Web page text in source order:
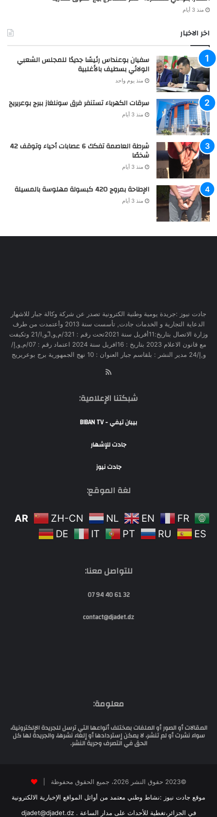
منذ 3 أيام
اخر الاخبار
سفيان بوعنداس رئيسًا جديدًا للمجلس الشعبي
الولائي بسطيف بالأغلبية
منذ يوم واحد
سرقات الكهرباء تستنفر فرق سونلغاز ببرج بوعريريج
منذ 3 أيام
شرطة العاصمة تفكك 6 عصابات أحياء وتوقف 42
شخصًا
منذ 3 أيام
الإطاحة بمروج 420 كبسولة مهلوسة بالمسيلة
منذ 3 أيام
جادت نيوز :جريدة يومية وطنية الكترونية تصدر عن شركة وكالة جبار للاشهار
الدعاية التجارية و الخدمات جادت, تأسست سنة 2013 وأعتمدت من طرف
وزارة الاتصال بتاريخ:11أفريل سنة 2021تحت رقم : 321/م,و,ا,ّو,ا/21 وتكيفت
مع قانون الاعلام 2023 بتاريخ : 16افريل سنة 2024 اعتماد رقم : 07/م,و,إ/
و,إ/24 مدير النشر : بلقاسم جبار العنوان : 10 نهج الجمهورية برج بوعريريج
شبكتنا الإعلامية:
بيبان تيفي - BIBAN TV
جادت للإشهار
جادت نيوز
لغة الموقع:
AR ZH-CN NL EN
FR
DE
IT PT RU ES
للتواصل معنا:
32 61 40 94 07
contact@djadet.dz
معلومة:
المقالات أو الصور أو الملفات بمختلف أنواعها التي ترسل للجريدة الإلكترونية،
سواء نشرت أو لم تنشر، لا يمكن إستردادها أو إلغاء نشرها، والجريدة لها كل
الحق في التصرف وحرية النشر.
©2023 حقوق النشر 2026، جميع الحقوق محفوظة |
موقع جادت نيوز :نشاط وطني معتمد من أوائل المواقع الإخبارية الالكترونية
في الجزائر،تغطية للأحداث على مدار الساعة . djadet@djadet.dz